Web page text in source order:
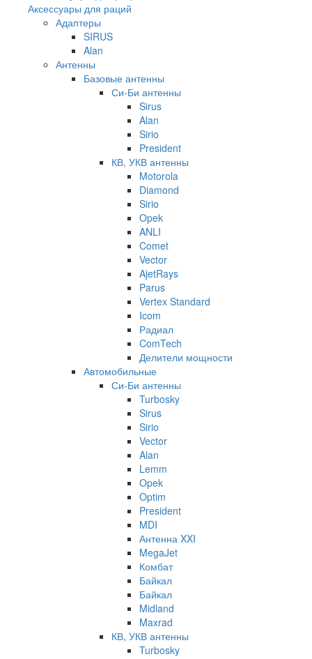
Аксессуары для раций
Адаптеры
SIRUS
Alan
Антенны
Базовые антенны
Си-Би антенны
Sirus
Alan
Sirio
President
КВ, УКВ антенны
Motorola
Diamond
Sirio
Opek
ANLI
Comet
Vector
AjetRays
Parus
Vertex Standard
Icom
Радиал
ComTech
Делители мощности
Автомобильные
Си-Би антенны
Turbosky
Sirus
Sirio
Vector
Alan
Lemm
Opek
Optim
President
MDI
Антенна XXI
MegaJet
Комбат
Байкал
Байкал
Midland
Maxrad
КВ, УКВ антенны
Turbosky